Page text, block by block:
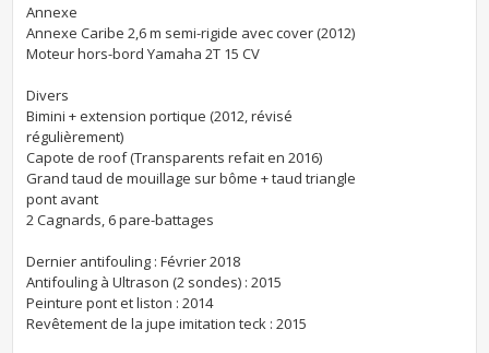
Annexe
Annexe Caribe 2,6 m semi-rigide avec cover (2012)
Moteur hors-bord Yamaha 2T 15 CV
Divers
Bimini + extension portique (2012, révisé
régulièrement)
Capote de roof (Transparents refait en 2016)
Grand taud de mouillage sur bôme + taud triangle
pont avant
2 Cagnards, 6 pare-battages
Dernier antifouling : Février 2018
Antifouling à Ultrason (2 sondes) : 2015
Peinture pont et liston : 2014
Revêtement de la jupe imitation teck : 2015